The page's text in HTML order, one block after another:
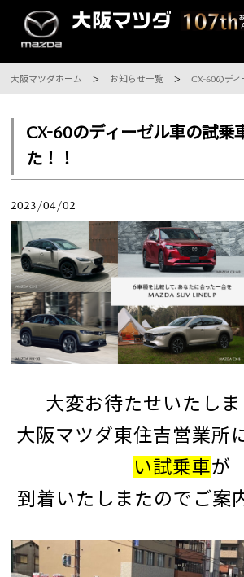
大阪マツダホーム お知らせ一覧 CX-60のディー
CX-60のディーゼル車の試乗
た！！
2023/04/02
大変お待たせいたしま
大阪マツダ東住吉営業所
い試乗車が
到着いたしまたのでご案